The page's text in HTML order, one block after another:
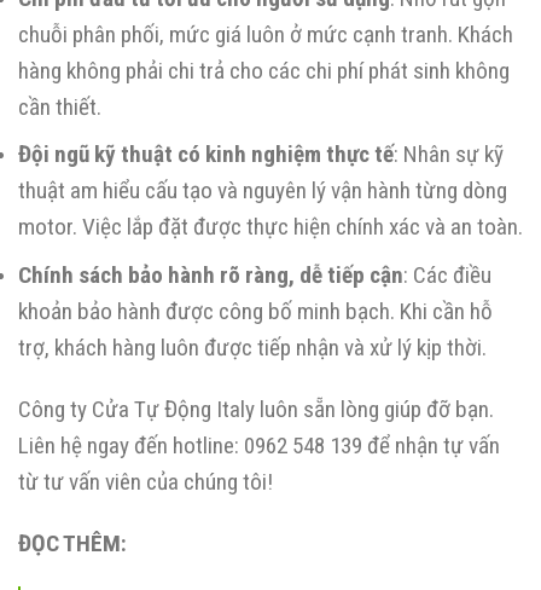
chuỗi phân phối, mức giá luôn ở mức cạnh tranh. Khách
hàng không phải chi trả cho các chi phí phát sinh không
cần thiết.
Đội ngũ kỹ thuật có kinh nghiệm thực tế: Nhân sự kỹ
thuật am hiểu cấu tạo và nguyên lý vận hành từng dòng
motor. Việc lắp đặt được thực hiện chính xác và an toàn.
Chính sách bảo hành rõ ràng, dễ tiếp cận: Các điều
khoản bảo hành được công bố minh bạch. Khi cần hỗ
trợ, khách hàng luôn được tiếp nhận và xử lý kịp thời.
Công ty Cửa Tự Động Italy luôn sẵn lòng giúp đỡ bạn.
Liên hệ ngay đến hotline: 0962 548 139 để nhận tự vấn
từ tư vấn viên của chúng tôi!
ĐỌC THÊM: